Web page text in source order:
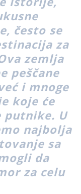
često se
za
zemlja
peščane
i mnoge
koje će
U
najbolja
sa
da
za celu